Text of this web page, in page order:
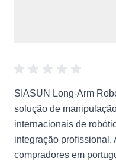
SIASUN Long-Arm
solução de
internacionais de
integração profissional.
compradores em